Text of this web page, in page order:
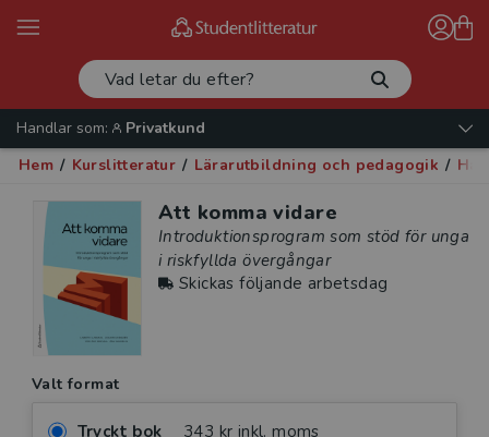
Handlar som:
Privatkund
Hem / Kurslitteratur / Lärarutbildning och pedagogik /
Att komma vidare
Introduktionsprogram som stöd för unga
i riskfyllda övergångar
Skickas följande arbetsdag
Valt format
Tryckt bok 343 kr inkl. moms